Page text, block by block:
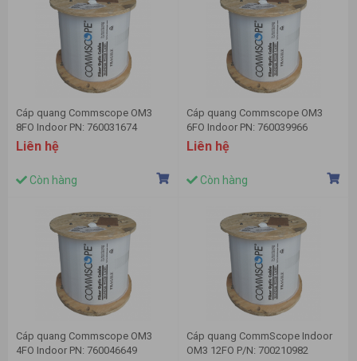
Cáp quang Commscope OM3
8FO Indoor PN: 760031674
Liên hệ
Còn hàng
Cáp quang Commscope OM3
6FO Indoor PN: 760039966
Liên hệ
Còn hàng
Cáp quang Commscope OM3
4FO Indoor PN: 760046649
Cáp quang CommScope Indoor
OM3 12FO P/N: 700210982